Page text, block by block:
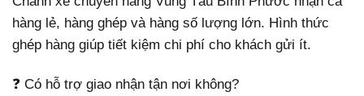
hàng lẻ, hàng ghép và hàng số lượng lớn. Hình thức
ghép hàng giúp tiết kiệm chi phí cho khách gửi ít.
❓ Có hỗ trợ giao nhận tận nơi không?